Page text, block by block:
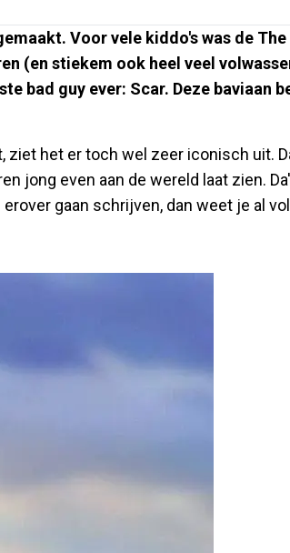
Voor vele kiddo's was de The
(en stiekem ook heel veel
bad guy ever: Scar. Deze baviaan
het er toch wel zeer iconisch uit.
jong even aan de wereld laat zien.
gaan schrijven, dan weet je al